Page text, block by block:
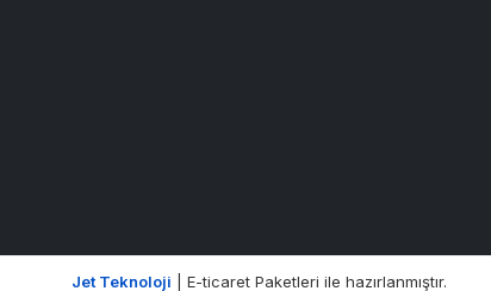
Jet Teknoloji | E-ticaret Paketleri ile hazırlanmıştır.